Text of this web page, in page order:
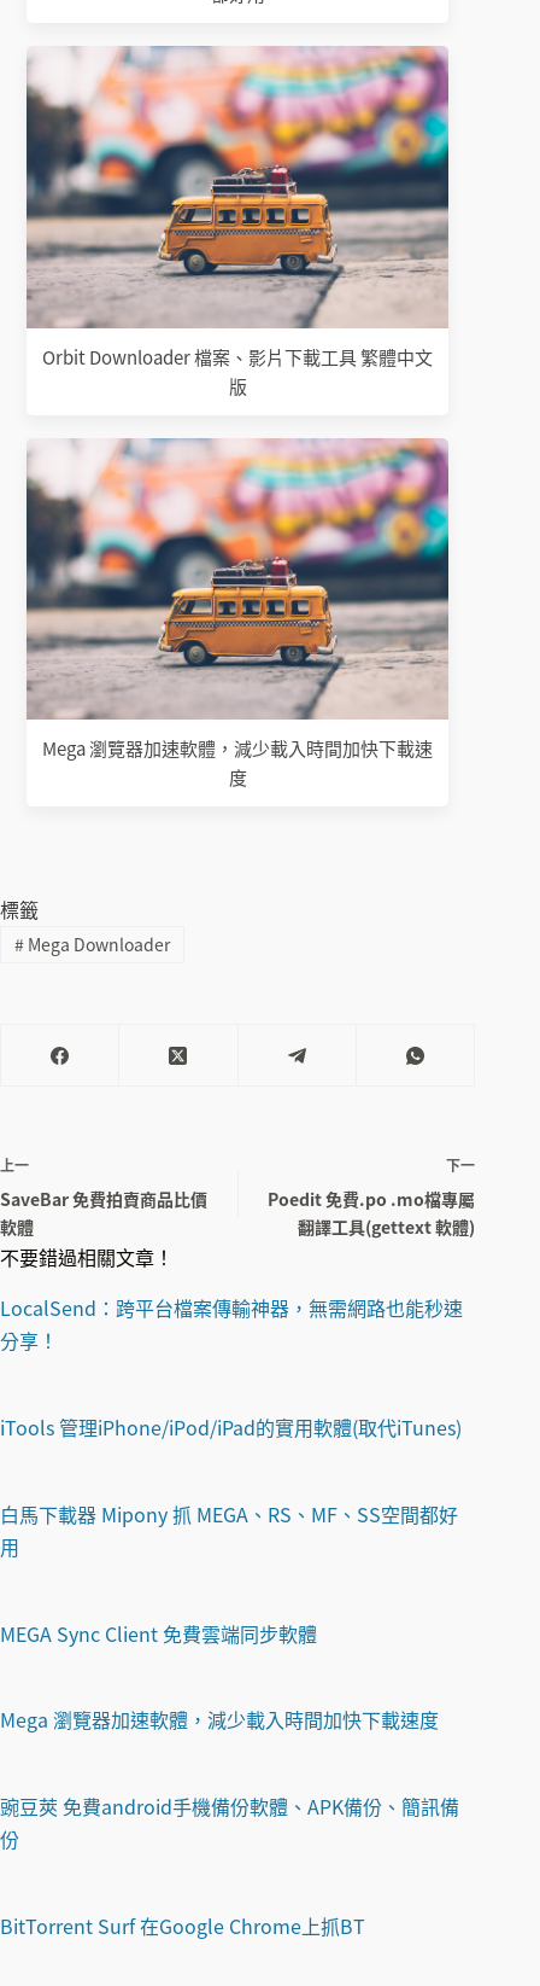
Orbit Downloader 檔案、影片下載工具 繁體中文
版
Mega 瀏覽器加速軟體，減少載入時間加快下載速
度
標籤
#Mega Downloader
上一
SaveBar 免費拍賣商品比價
軟體
下一
Poedit 免費.po .mo檔專屬
翻譯工具(gettext 軟體)
不要錯過相關文章！
LocalSend：跨平台檔案傳輸神器，無需網路也能秒速
分享！
iTools 管理iPhone/iPod/iPad的實用軟體(取代iTunes)
白馬下載器 Mipony 抓 MEGA、RS、MF、SS空間都好
用
MEGA Sync Client 免費雲端同步軟體
Mega 瀏覽器加速軟體，減少載入時間加快下載速度
豌豆莢 免費android手機備份軟體、APK備份、簡訊備
份
BitTorrent Surf 在Google Chrome上抓BT